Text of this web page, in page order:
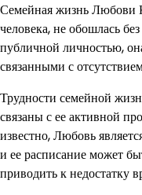
Семейная жизнь Любови
человека, не обошлась
публичной личностью,
связанными с
Трудности семейной
связаны с ее активной
известно, Любовь
и ее расписание может
приводить к недостатку